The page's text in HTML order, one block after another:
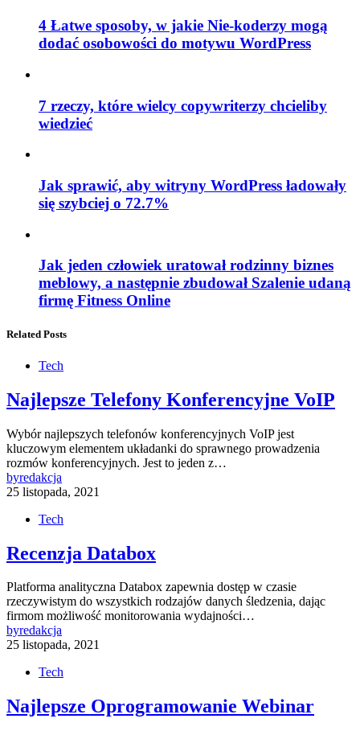
4 Łatwe sposoby, w jakie Nie-koderzy mogą
dodać osobowości do motywu WordPress
7 rzeczy, które wielcy copywriterzy chcieliby
wiedzieć
Jak sprawić, aby witryny WordPress ładowały
się szybciej o 72.7%
Jak jeden człowiek uratował rodzinny biznes
meblowy, a następnie zbudował Szalenie udaną
firmę Fitness Online
Related Posts
Tech
Najlepsze Telefony Konferencyjne VoIP
Wybór najlepszych telefonów konferencyjnych VoIP jest
kluczowym elementem układanki do sprawnego prowadzenia
rozmów konferencyjnych. Jest to jeden z…
byredakcja
25 listopada, 2021
Tech
Recenzja Databox
Platforma analityczna Databox zapewnia dostęp w czasie
rzeczywistym do wszystkich rodzajów danych śledzenia, dając
firmom możliwość monitorowania wydajności…
byredakcja
25 listopada, 2021
Tech
Najlepsze Oprogramowanie Webinar